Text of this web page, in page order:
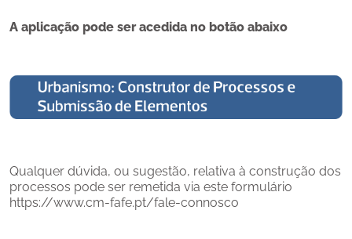
A aplicação pode ser acedida no botão abaixo
Qualquer dúvida, ou sugestão, relativa à construção dos
https://www.cm-fafe.pt/fale-connosco